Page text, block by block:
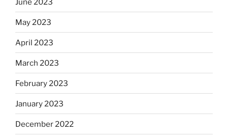
June 2023
May 2023
April 2023
March 2023
February 2023
January 2023
December 2022